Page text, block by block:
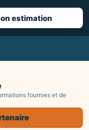
estimation
fournies et de